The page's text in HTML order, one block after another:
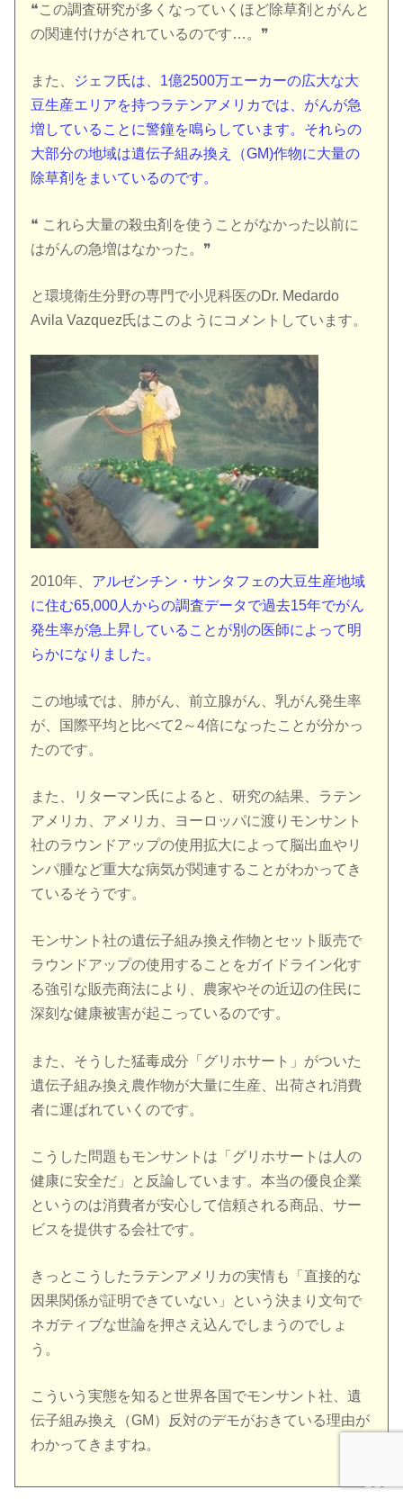
❝この調査研究が多くなっていくほど除草剤とがんと
の関連付けがされているのです…。❞
また、
ジェフ氏は、1億2500万エーカーの広大な大
豆生産エリアを持つラテンアメリカでは、がんが急
増していることに警鐘を鳴らしています。それらの
大部分の地域は遺伝子組み換え（GM)作物に大量の
除草剤をまいているのです。
❝ これら大量の殺虫剤を使うことがなかった以前に
はがんの急増はなかった。❞
と環境衛生分野の専門で小児科医のDr. Medardo
Avila Vazquez氏はこのようにコメントしています。
2010年、 アルゼンチン・サンタフェの大豆生産地域
に住む65,000人からの調査データで過去15年でがん
発生率が急上昇していることが別の医師によって明
らかになりました。
この地域では、肺がん、前立腺がん、乳がん発生率
が、国際平均と比べて2～4倍になったことが分かっ
たのです。
また、リターマン氏によると、研究の結果、ラテン
アメリカ、アメリカ、ヨーロッパに渡りモンサント
社のラウンドアップの使用拡大によって脳出血やリ
ンパ腫など重大な病気が関連することがわかってき
ているそうです。
モンサント社の遺伝子組み換え作物とセット販売で
ラウンドアップの使用することをガイドライン化す
る強引な販売商法により、農家やその近辺の住民に
深刻な健康被害が起こっているのです。
また、そうした猛毒成分「グリホサート」がついた
遺伝子組み換え農作物が大量に生産、出荷され消費
者に運ばれていくのです。
こうした問題もモンサントは「グリホサートは人の
健康に安全だ」と反論しています。本当の優良企業
というのは消費者が安心して信頼される商品、サー
ビスを提供する会社です。
きっとこうしたラテンアメリカの実情も「直接的な
因果関係が証明できていない」という決まり文句で
ネガティブな世論を押さえ込んでしまうのでしょ
う。
こういう実態を知ると世界各国でモンサント社、遺
伝子組み換え（GM）反対のデモがおきている理由が
わかってきますね。